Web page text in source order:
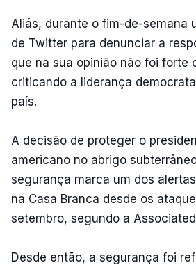
Aliás, durante o fim-de-semana
de Twitter para denunciar a
que na sua opinião não foi forte
criticando a liderança
país.
A decisão de proteger o
americano no abrigo
segurança marca um dos
na Casa Branca desde os
setembro, segundo a
Desde então, a segurança foi